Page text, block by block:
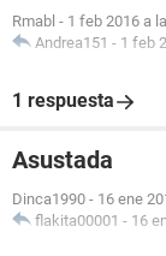
Rmabl - 1 feb 2016 a
Andrea151 - 1 feb
1 respuesta
Asustada
Dinca1990 - 16 ene
flakita00001 - 16